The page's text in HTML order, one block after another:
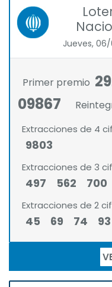
Jueves,
Primer premio
09867
Extracciones de 4
9803
Extracciones de 3
497
562 700
Extracciones de 2
45
69 74 93